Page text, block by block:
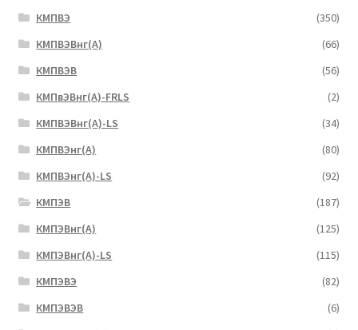
КМПВЭ
(350)
КМПВЭBнг(А)
(66)
КМПВЭВ
(56)
КМПвЭВнг(А)-FRLS
(2)
КМПВЭВнг(А)-LS
(34)
КМПВЭнг(А)
(80)
КМПВЭнг(А)-LS
(92)
КМПЭВ
(187)
КМПЭВнг(А)
(125)
КМПЭВнг(А)-LS
(115)
КМПЭВЭ
(82)
КМПЭВЭВ
(6)